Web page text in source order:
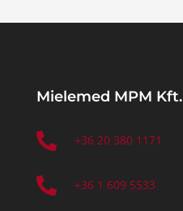
Mielemed MPM Kft.
 +36 20 380 1171
 +36 1 609 5533